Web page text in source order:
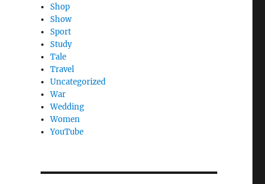
Shop
Show
Sport
Study
Tale
Travel
Uncategorized
War
Wedding
Women
YouTube